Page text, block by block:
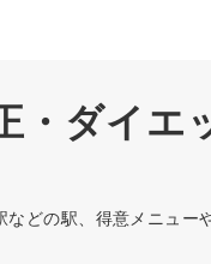
・ダイエ
どの駅、得意メニュー